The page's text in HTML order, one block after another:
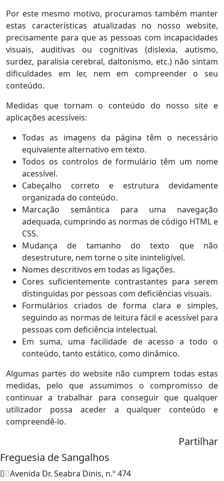
Por este mesmo motivo, procuramos também manter
estas características atualizadas no nosso website,
precisamente para que as pessoas com incapacidades
visuais, auditivas ou cognitivas (dislexia, autismo,
surdez, paralisia cerebral, daltonismo, etc.) não sintam
dificuldades em ler, nem em compreender o seu
conteúdo.
Medidas que tornam o conteúdo do nosso site e
aplicações acessíveis:
Todas as imagens da página têm o necessário
equivalente alternativo em texto.
Todos os controlos de formulário têm um nome
acessível.
Cabeçalho correto e estrutura devidamente
organizada do conteúdo.
Marcação semântica para uma navegação
adequada, cumprindo as normas de código HTML e
CSS.
Mudança de tamanho do texto que não
desestruture, nem torne o site ininteligível.
Nomes descritivos em todas as ligações.
Cores suficientemente contrastantes para serem
distinguidas por pessoas com deficiências visuais.
Formulários criados de forma clara e simples,
seguindo as normas de leitura fácil e acessível para
pessoas com deficiência intelectual.
Em suma, uma facilidade de acesso a todo o
conteúdo, tanto estático, como dinâmico.
Algumas partes do website não cumprem todas estas
medidas, pelo que assumimos o compromisso de
continuar a trabalhar para conseguir que qualquer
utilizador possa aceder a qualquer conteúdo e
compreendê-lo.
Partilhar
Freguesia de Sangalhos
Avenida Dr. Seabra Dinis, n.º 474